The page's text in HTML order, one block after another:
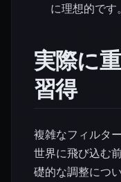
に理想的です。
実際に
習得
複雑なフィルタ
世界に飛び込む
礎的な調整につ